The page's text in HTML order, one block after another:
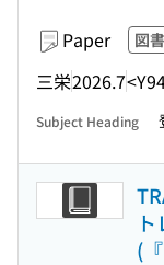
Paper 図書
三栄2026.7
Subject Heading
(